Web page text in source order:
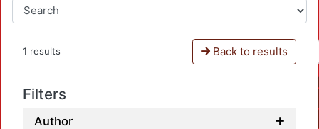
1 results Back to results
Filters
Author